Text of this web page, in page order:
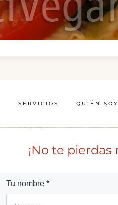
SERVICIOS QUIÉN SOY
¡No te pierdas
Tu nombre *